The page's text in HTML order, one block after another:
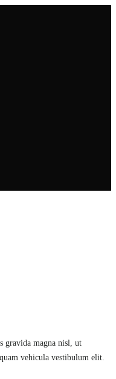
gravida magna nisl, ut
vehicula vestibulum elit.